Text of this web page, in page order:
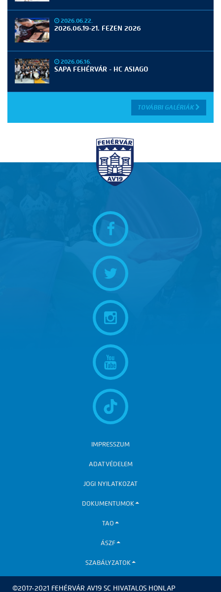
2026.06.22.
2026.06.19-21. FEZEN 2026
2026.06.16.
SAPA FEHÉRVÁR - HC ASIAGO
TOVÁBBI GALÉRIÁK
IMPRESSZUM
ADATVÉDELEM
JOGI NYILATKOZAT
DOKUMENTUMOK
TAO
ÁSZF
SZABÁLYZATOK
©2017-2021 FEHÉRVÁR AV19 SC HIVATALOS HONLAP